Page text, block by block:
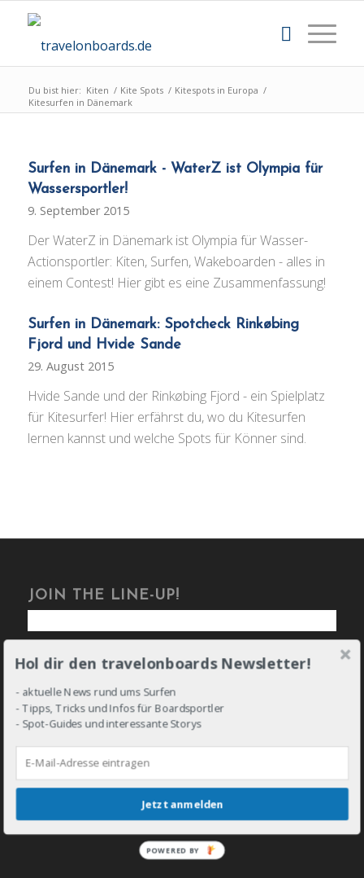
Du bist hier: Kiten / Kite Spots / Kitespots in Europa /
Kitesurfen in Dänemark
Surfen in Dänemark - WaterZ ist Olympia für
Wassersportler!
9. September 2015
Der WaterZ in Dänemark ist Olympia für Wasser-
Actionsportler: Kiten, Surfen, Wakeboarden - alles in
einem Contest! Hier gibt es eine Zusammenfassung!
Surfen in Dänemark: Spotcheck Rinkøbing
Fjord und Hvide Sande
29. August 2015
Hvide Sande und der Rinkøbing Fjord - ein Spielplatz
für Kitesurfer! Hier erfährst du, wo du Kitesurfen
lernen kannst und welche Spots für Könner sind.
JOIN THE LINE-UP!
DROP IN!
Hol dir den travelonboards Newsletter!
- aktuelle News rund ums Surfen
- Tipps, Tricks und Infos für Boardsportler
- Spot-Guides und interessante Storys
Jetzt anmelden
POWERED BY